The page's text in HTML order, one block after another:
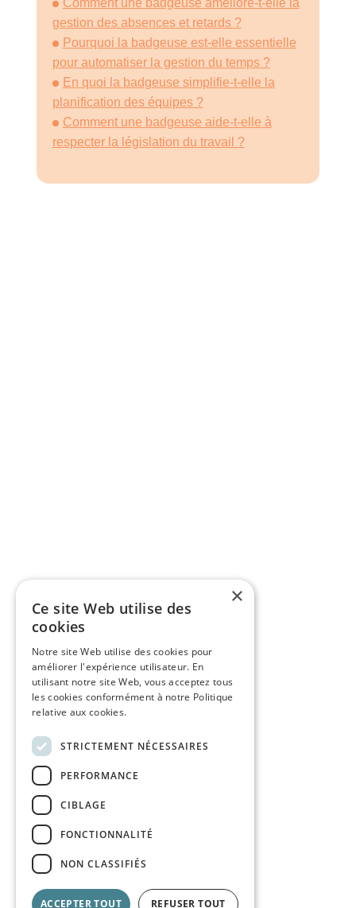
gestion des absences et retards ?
Pourquoi la badgeuse est-elle essentielle
pour automatiser la gestion du temps ?
En quoi la badgeuse simplifie-t-elle la
planification des équipes ?
Comment une badgeuse aide-t-elle à
respecter la législation du travail ?
×
Ce site Web utilise des
cookies
Notre site Web utilise des cookies pour
améliorer l'expérience utilisateur. En
utilisant notre site Web, vous acceptez tous
les cookies conformément à notre Politique
relative aux cookies.
STRICTEMENT NÉCESSAIRES
PERFORMANCE
CIBLAGE
FONCTIONNALITÉ
NON CLASSIFIÉS
ACCEPTER TOUT REFUSER TOUT